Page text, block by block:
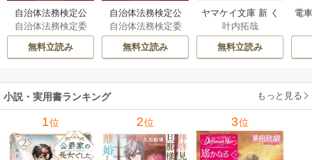
自治体法務検定公
式テキスト 政策
法務編 ２０２６
年度検定対応 1巻
自治体法務検定委
員会
無料立読み
自治体法務検定公
式テキスト 基本
法務編 ２０２６
年度検定対応 1巻
自治体法務検定委
員会
無料立読み
ヤマケイ文庫 新 く
らべてわかる野鳥3
00 1巻
叶内拓哉
無料立読み
電
小説・実用書ランキング もっと見る
1位 2位 3位